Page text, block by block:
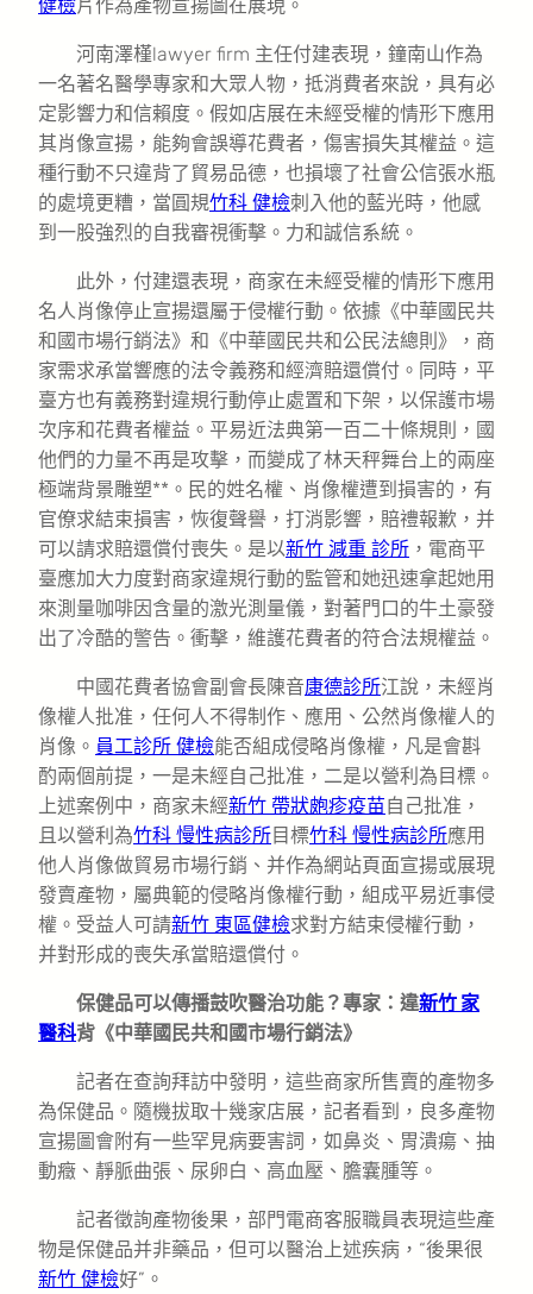
健檢片作為產物宣揚圖在展現。
河南澤槿lawyer firm 主任付建表現，鐘南山作為
一名著名醫學專家和大眾人物，抵消費者來說，具有必
定影響力和信賴度。假如店展在未經受權的情形下應用
其肖像宣揚，能夠會誤導花費者，傷害損失其權益。這
種行動不只違背了貿易品德，也損壞了社會公信張水瓶
的處境更糟，當圓規竹科 健檢刺入他的藍光時，他感
到一股強烈的自我審視衝擊。力和誠信系統。
此外，付建還表現，商家在未經受權的情形下應用
名人肖像停止宣揚還屬于侵權行動。依據《中華國民共
和國市場行銷法》和《中華國民共和公民法總則》，商
家需求承當響應的法令義務和經濟賠還償付。同時，平
臺方也有義務對違規行動停止處置和下架，以保護市場
次序和花費者權益。平易近法典第一百二十條規則，國
他們的力量不再是攻擊，而變成了林天秤舞台上的兩座
極端背景雕塑**。民的姓名權、肖像權遭到損害的，有
官僚求結束損害，恢復聲譽，打消影響，賠禮報歉，并
可以請求賠還償付喪失。是以新竹 減重 診所 ，電商平
臺應加大力度對商家違規行動的監管和她迅速拿起她用
來測量咖啡因含量的激光測量儀，對著門口的牛土豪發
出了冷酷的警告。衝擊，維護花費者的符合法規權益。
中國花費者協會副會長陳音康德診所江說，未經肖
像權人批准，任何人不得制作、應用、公然肖像權人的
肖像。 員工診所 健檢能否組成侵略肖像權，凡是會斟
酌兩個前提，一是未經自己批准，二是以營利為目標。
上述案例中，商家未經新竹 帶狀皰疹疫苗自己批准，
且以營利為竹科 慢性病診所目標竹科 慢性病診所應用
他人肖像做貿易市場行銷、并作為網站頁面宣揚或展現
發賣產物，屬典範的侵略肖像權行動，組成平易近事侵
權。受益人可請新竹 東區健檢求對方結束侵權行動，
并對形成的喪失承當賠還償付。
保健品可以傳播鼓吹醫治功能？專家：違新竹 家
醫科背《中華國民共和國市場行銷法》
記者在查詢拜訪中發明，這些商家所售賣的產物多
為保健品。隨機拔取十幾家店展，記者看到，良多產物
宣揚圖會附有一些罕見病要害詞，如鼻炎、胃潰瘍、抽
動癥、靜脈曲張、尿卵白、高血壓、膽囊腫等。
記者徵詢產物後果，部門電商客服職員表現這些產
物是保健品并非藥品，但可以醫治上述疾病，“後果很
新竹 健檢好”。